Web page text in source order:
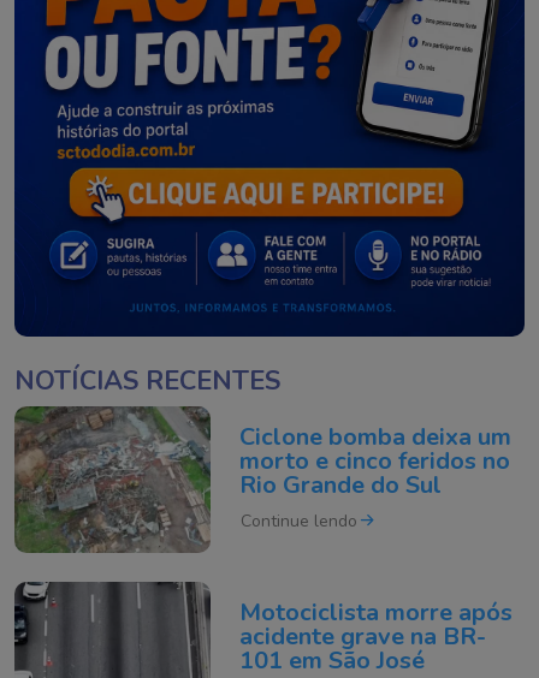
NOTÍCIAS RECENTES
Ciclone bomba deixa um
morto e cinco feridos no
Rio Grande do Sul
Continue lendo
Motociclista morre após
acidente grave na BR-
101 em São José